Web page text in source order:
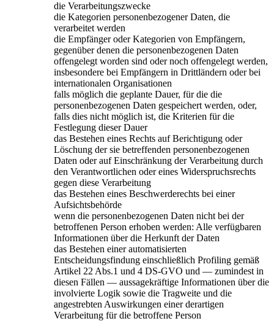
die Verarbeitungszwecke
die Kategorien personenbezogener Daten, die
verarbeitet werden
die Empfänger oder Kategorien von Empfängern,
gegenüber denen die personenbezogenen Daten
offengelegt worden sind oder noch offengelegt werden,
insbesondere bei Empfängern in Drittländern oder bei
internationalen Organisationen
falls möglich die geplante Dauer, für die die
personenbezogenen Daten gespeichert werden, oder,
falls dies nicht möglich ist, die Kriterien für die
Festlegung dieser Dauer
das Bestehen eines Rechts auf Berichtigung oder
Löschung der sie betreffenden personenbezogenen
Daten oder auf Einschränkung der Verarbeitung durch
den Verantwortlichen oder eines Widerspruchsrechts
gegen diese Verarbeitung
das Bestehen eines Beschwerderechts bei einer
Aufsichtsbehörde
wenn die personenbezogenen Daten nicht bei der
betroffenen Person erhoben werden: Alle verfügbaren
Informationen über die Herkunft der Daten
das Bestehen einer automatisierten
Entscheidungsfindung einschließlich Profiling gemäß
Artikel 22 Abs.1 und 4 DS-GVO und — zumindest in
diesen Fällen — aussagekräftige Informationen über die
involvierte Logik sowie die Tragweite und die
angestrebten Auswirkungen einer derartigen
Verarbeitung für die betroffene Person